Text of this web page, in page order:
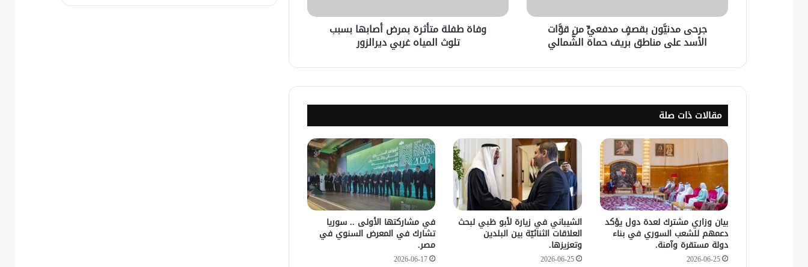
الإحتلال الإسرائيلي يتحرك في جبل
في قلعة جندل
سليمان عبد الباقي مدير أمن السويداء
يكشف سبب انفجار مركبة على طريق
دمشق
في زيارته الأولى .. الرئيس الفرنسي
يصل إلى سوريا.
جرحى مدنيَّون بقصفٍ مدفعيٍّ من قوَّات
الأسد على مناطق بريف حماة الشَّمالي
وفاة طفلة متأثرة بمرض أصابها بسبب
تلوث المياه غربي ديرالزور
مقالات ذات صلة
بيان وزاري مشترك لعدة دول يؤكد
دعمهم للشعب السوري في بناء
دولة مستقرة وآمنة.
2026-06-25
الشيباني في زيارة لأبو ظبي لبحث
العلاقات الثنائيّة بين البلدين
وتعزيزها.
2026-06-25
في مشاركتها الأولى .. سوريا
تشارك في المعرض السنوي في
مصر.
2026-06-17